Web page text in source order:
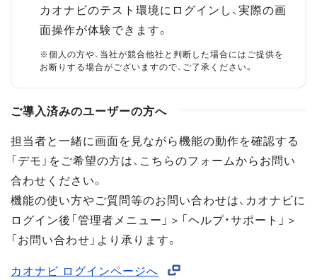
カオナビのテスト環境にログインし、実際の画
面操作が体験できます。
※個人の方や、当社が競合他社と判断した場合にはご提供を
お断りする場合がございますので、ご了承ください。
ご導入済みのユーザーの方へ
担当者と一緒に画面を見ながら機能の動作を確認する
「デモ」をご希望の方は、こちらのフォームからお問い
合わせください。
機能の使い方やご質問等のお問い合わせは、カオナビに
ログイン後「管理者メニュー」＞「ヘルプ・サポート」＞
「お問い合わせ」より承ります。
カオナビ ログインページへ